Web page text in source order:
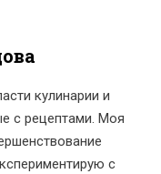
кулинарии и
с рецептами. Моя
с